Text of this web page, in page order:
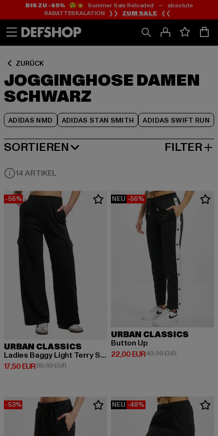
Zum
Inhalt
springen
Zum
Fußzeile
springen
BIS ZU -65%😲💥 Summer Sale Reloaded — absolute
RABATTESKALATION ❯❯ ZUM SALE ❮❮
ZURÜCK
JOGGINGHOSE DAMEN
SCHWARZ
ADIDAS NMD ADIDAS STAN SMITH ADIDAS SWIFT RUN
Zum
Produktraster
springen
SORTIEREN
BELIEBTESTE FILTER
14 ARTIKEL
-56%
URBAN CLASSICS
Ladies Baggy Light Terry Sweat Pants
17,50 EUR
Derzeitiger Preis: 17,50 EUR
39,99 EURAktionspreis: 39,99 EUR
NEU -56%
URBAN CLASSICS
Button Up
22,00 EUR
Derzeitiger Preis: 22,00 EUR
49,99 EURAktionspreis:
-53% NEU -48%